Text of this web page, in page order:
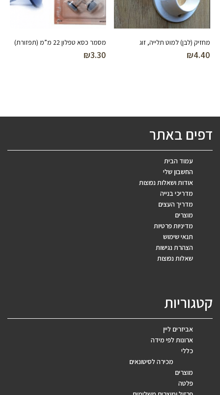
מחזיק (לבן) למוט תלייה, זוג
₪4.40
מסמר כסא טפלון 22 מ”מ (תפזורת)
₪3.30
דפים באתר
עמוד הבית
החשבון שלי
אודות ושאלות נפוצות
מדריכי בנייה
מדריך העצים
מוצרים
מדיניות פרטיות
תנאי שימוש
הצהרת נגישות
שאלות נפוצות
קטגוריות
אביזרים ליין
ארונות לפי מידה
כללי
מכירה לסיטונאים
מוצרים
פלטה